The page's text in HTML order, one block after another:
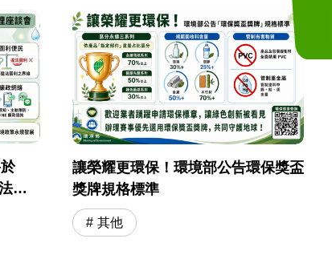
遵
讓榮耀更環保！環境部公告環保獎盃
獎牌規格標準
其他